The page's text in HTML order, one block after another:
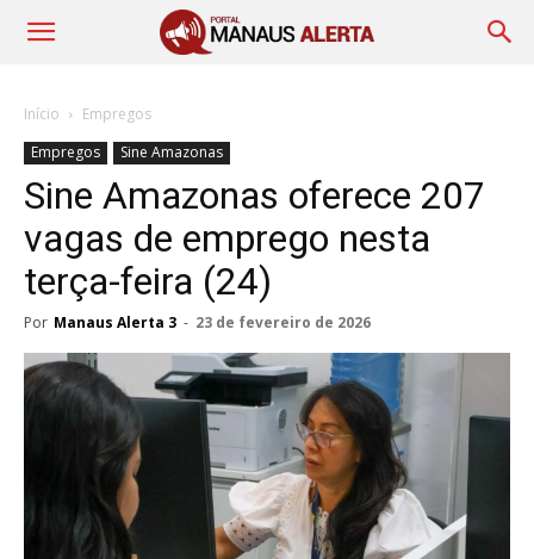
Início
Empregos
Empregos
Sine Amazonas
Sine Amazonas oferece 207
vagas de emprego nesta
terça-feira (24)
Por Manaus Alerta 3 - 23 de fevereiro de 2026